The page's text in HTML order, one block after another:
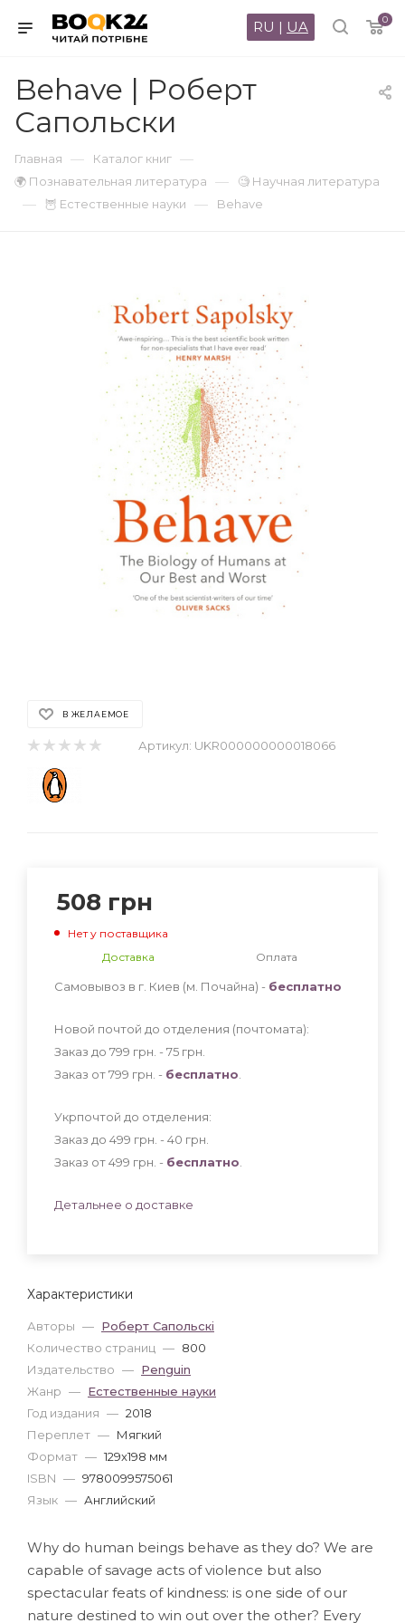
0
RU | UA
Behave | Роберт
Сапольски
Главная — Каталог книг —
🌍 Познавательная литература — 🧐 Научная литература
— 🦉 Естественные науки — Behave
В ЖЕЛАЕМОЕ
Артикул: UKR000000000018066
Характеристики
Авторы — Роберт Сапольскі
Количество страниц — 800
Издательство — Penguin
Жанр — Естественные науки
Год издания — 2018
Переплет — Мягкий
Формат — 129x198 мм
ISBN — 9780099575061
Язык — Английский
508 грн
Нет у поставщика
Доставка
Оплата
Самовывоз в г. Киев (м. Почайна) - бесплатно
Новой почтой до отделения (почтомата):
Заказ до 799 грн. - 75 грн
Заказ от 799 грн. - бесплатно
Укрпочтой до отделения:
Заказ до 499 грн. - 40 грн
Заказ от 499 грн. - бесплатно
Детальнее о доставке
Why do human beings behave as they do? We are
capable of savage acts of violence but also
spectacular feats of kindness: is one side of our
nature destined to win out over the other? Every